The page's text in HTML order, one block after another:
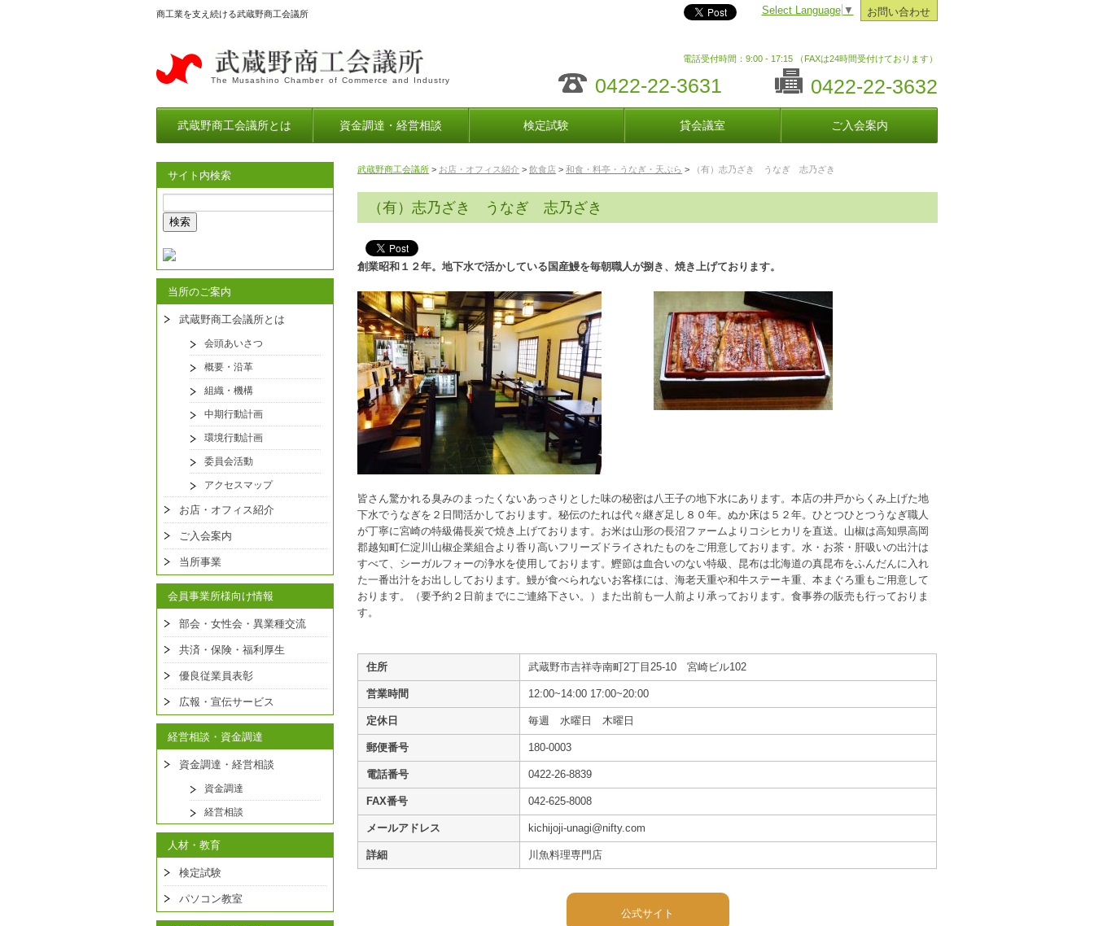
商工業を支え続ける武蔵野商工会議所 お問い合わせ
Select Language ▼
The Musashino Chamber of Commerce and Industry
電話受付時間：9:00 - 17:15 （FAXは24時間受付けております）
0422-22-3631 0422-22-3632
武蔵野商工会議所とは 資金調達・経営相談 検定試験 貸会議室 ご入会案内
サイト内検索
当所のご案内
武蔵野商工会議所とは
会頭あいさつ
概要・沿革
組織・機構
中期行動計画
環境行動計画
委員会活動
アクセスマップ
お店・オフィス紹介
ご入会案内
当所事業
会員事業所様向け情報
部会・女性会・異業種交流
共済・保険・福利厚生
優良従業員表彰
広報・宣伝サービス
経営相談・資金調達
資金調達・経営相談
資金調達
経営相談
人材・教育
検定試験
パソコン教室
武蔵野商工会議所 > お店・オフィス紹介 >飲食店 >和食・料亭・うなぎ・天ぷら > （有）志乃ざき うなぎ 志乃ざき
（有）志乃ざき うなぎ 志乃ざき
創業昭和１２年。地下水で活かしている国産鰻を毎朝職人が捌き、焼き上げております。
皆さん驚かれる臭みのまったくないあっさりとした味の秘密は八王子の地下水にあります。本店の井戸からくみ上げた地
下水でうなぎを２日間活かしております。秘伝のたれは代々継ぎ足し８０年。ぬか床は５２年。ひとつひとつうなぎ職人
が丁寧に宮崎の特級備長炭で焼き上げております。お米は山形の長沼ファームよりコシヒカリを直送。山椒は高知県高岡
郡越知町仁淀川山椒企業組合より香り高いフリーズドライされたものをご用意しております。水・お茶・肝吸いの出汁は
すべて、シーガルフォーの浄水を使用しております。鰹節は血合いのない特級、昆布は北海道の真昆布をふんだんに入れ
た一番出汁をお出ししております。鰻が食べられないお客様には、海老天重や和牛ステーキ重、本まぐろ重もご用意して
おります。（要予約２日前までにご連絡下さい。）また出前も一人前より承っております。食事券の販売も行っておりま
す。
住所 武蔵野市吉祥寺南町2丁目25-10 宮崎ビル102
営業時間 12:00~14:00 17:00~20:00
定休日 毎週 水曜日 木曜日
郵便番号 180-0003
電話番号 0422-26-8839
FAX番号 042-625-8008
メールアドレス kichijoji-unagi@nifty.com
詳細 川魚料理専門店
公式サイト